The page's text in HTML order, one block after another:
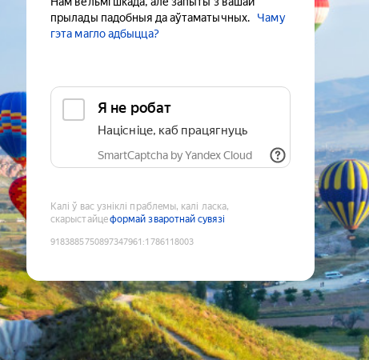
прылады падобныя да аўтаматычных.
Чаму
гэта магло адбыцца?
Я не робат
Націсніце, каб працягнуць
SmartCaptcha by Yandex Cloud
Калі ў вас узніклі праблемы, калі ласка,
скарыстайцеформай зваротнай сувязі
9183885750897347961 :1786118003